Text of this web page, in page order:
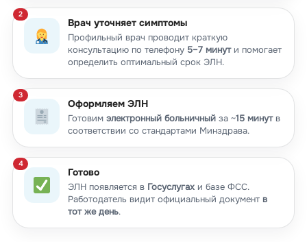
Врач уточняет симптомы
Профильный врач проводит краткую
консультацию по телефону 5–7 минути помогает
определить оптимальный срок ЭЛН.
Оформляем ЭЛН
Готовим электронный больничныйза ~15 минутв
соответствии со стандартами Минздрава.
Готово
ЭЛН появляется в Госуслугахи базе ФСС.
Работодатель видит официальный документ в
тот же день.